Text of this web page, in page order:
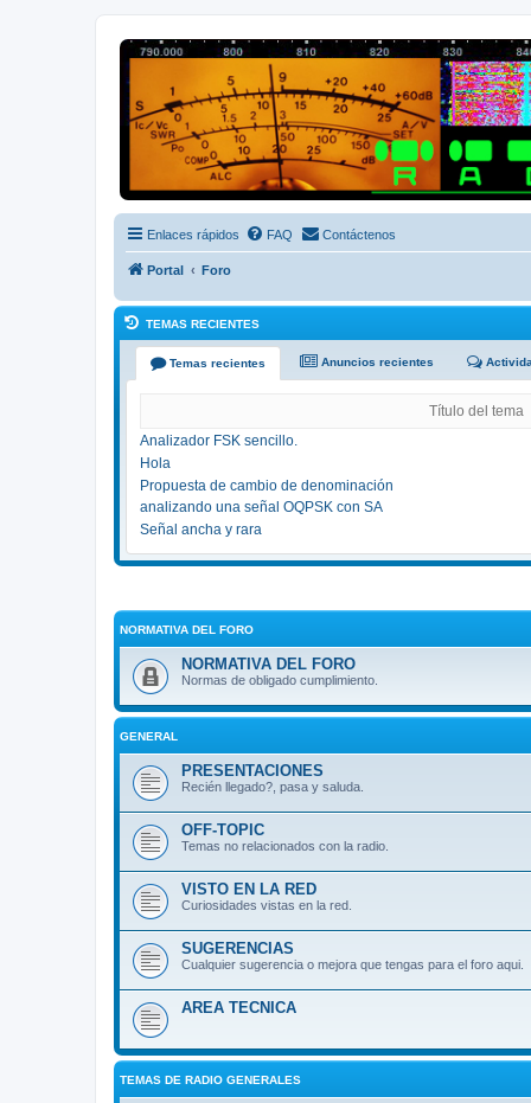
Radio Frecuencias
Foro de Radio Frecuencias
Enlaces rápidos FAQ Contáctenos
Portal Foro
TEMAS RECIENTES
Temas recientes Anuncios recientes
Título del tema
Analizador FSK sencillo.
Hola
Propuesta de cambio de denominación
analizando una señal OQPSK con SA
Señal ancha y rara
NORMATIVA DEL FORO
NORMATIVA DEL FORO
Normas de obligado cumplimiento.
GENERAL
PRESENTACIONES
Recién llegado?, pasa y saluda.
OFF-TOPIC
Temas no relacionados con la radio.
VISTO EN LA RED
Curiosidades vistas en la red.
SUGERENCIAS
Cualquier sugerencia o mejora que tengas para el foro aqui.
AREA TECNICA
TEMAS DE RADIO GENERALES